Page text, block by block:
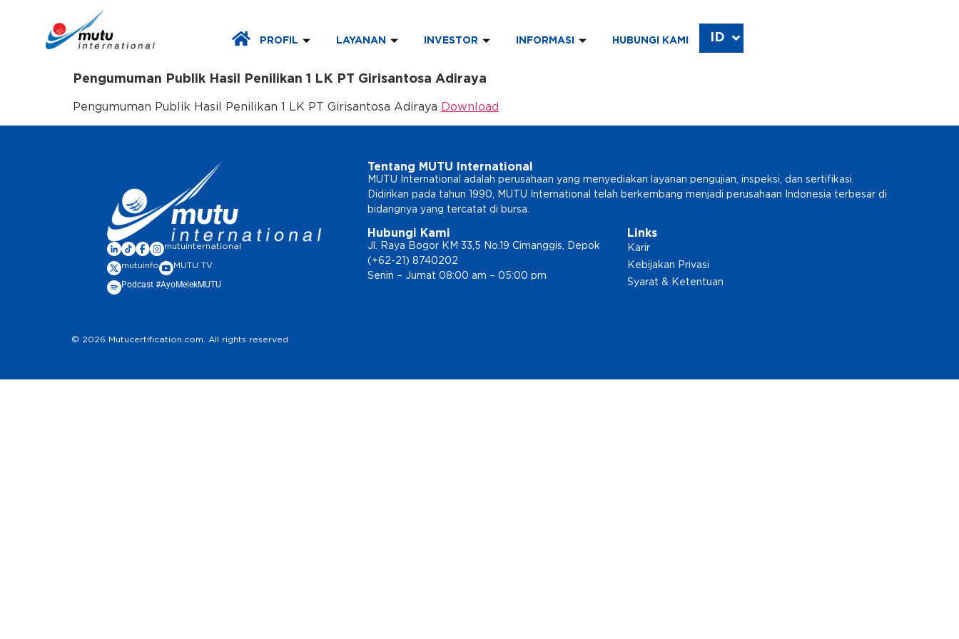
PROFIL LAYANAN INVESTOR INFORMASI HUBUNGI KAMI ID
EN
Pengumuman Publik Hasil Penilikan 1 LK PT Girisantosa Adiraya
Pengumuman Publik Hasil Penilikan 1 LK PT Girisantosa Adiraya Download
mutuinternational
mutuinfo MUTU TV
Podcast #AyoMelekMUTU
Tentang MUTU International
MUTU International adalah perusahaan yang menyediakan layanan pengujian, inspeksi, dan sertifikasi.
Didirikan pada tahun 1990, MUTU International telah berkembang menjadi perusahaan Indonesia terbesar di
bidangnya yang tercatat di bursa.
Hubungi Kami
Jl. Raya Bogor KM 33,5 No.19 Cimanggis, Depok
(+62-21) 8740202
Senin – Jumat 08:00 am – 05:00 pm
Links
Karir
Kebijakan Privasi
Syarat & Ketentuan
© 2026 Mutucertification.com. All rights reserved